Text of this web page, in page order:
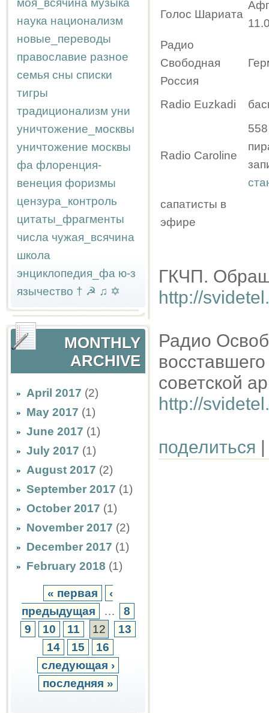
моя_всячина музыка
наука национализм
новые_переводы
православие разное
семья сны списки
тигры
традиционализм уни
уничтожение_москвы
уничтожение москвы
фа флоренция-
венеция форизмы
цензура_контроль
цитаты_фрагменты
числа чужая_всячина
школа
энциклопедия_фа ю-з
язычество † ☭ ♫ ✡
MONTHLY
ARCHIVE
April 2017 (2)
May 2017 (1)
June 2017 (1)
July 2017 (1)
August 2017 (2)
September 2017 (1)
October 2017 (1)
November 2017 (2)
December 2017 (1)
February 2018 (1)
« первая
‹
предыдущая
…
8
9
10 11 12
13
14
15
16
следующая ›
последняя »
Голос Шариата
Радио
Свободная
Россия
Radio Euzkadi
Radio Caroline
сапатисты в
эфире
ГКЧП.
http://
Радио
советской
http://
поделиться